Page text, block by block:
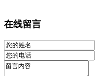
在线留言